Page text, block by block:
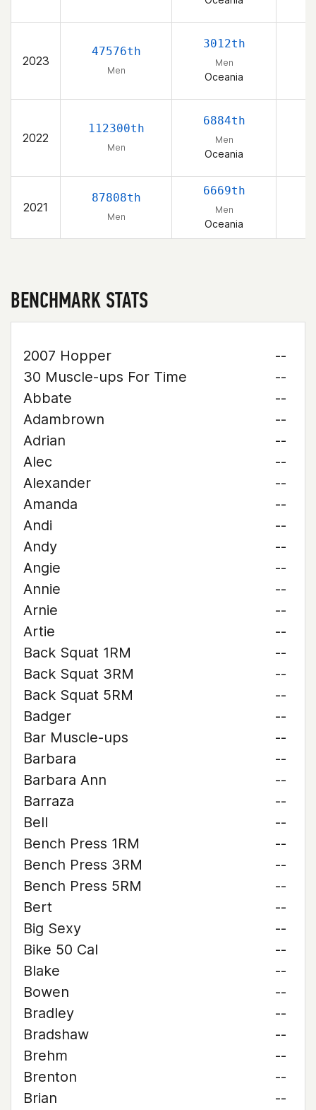
2023
47576th
Men
3012th
Men
Oceania
2022
112300th
Men
6884th
Men
Oceania
2021
87808th
Men
6669th
Men
Oceania
BENCHMARK STATS
2007 Hopper
--
30 Muscle-ups For Time
--
Abbate
--
Adambrown
--
Adrian
--
Alec
--
Alexander
--
Amanda
--
Andi
--
Andy
--
Angie
--
Annie
--
Arnie
--
Artie
--
Back Squat 1RM
--
Back Squat 3RM
--
Back Squat 5RM
--
Badger
--
Bar Muscle-ups
--
Barbara
--
Barbara Ann
--
Barraza
--
Bell
--
Bench Press 1RM
--
Bench Press 3RM
--
Bench Press 5RM
--
Bert
--
Big Sexy
--
Bike 50 Cal
--
Blake
--
Bowen
--
Bradley
--
Bradshaw
--
Brehm
--
Brenton
--
Brian
--